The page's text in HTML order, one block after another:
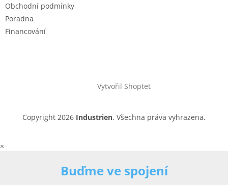
Obchodní podmínky
Poradna
Financování
Vytvořil Shoptet
Copyright 2026 Industrien. Všechna práva vyhrazena.
×
Buďme ve spojení